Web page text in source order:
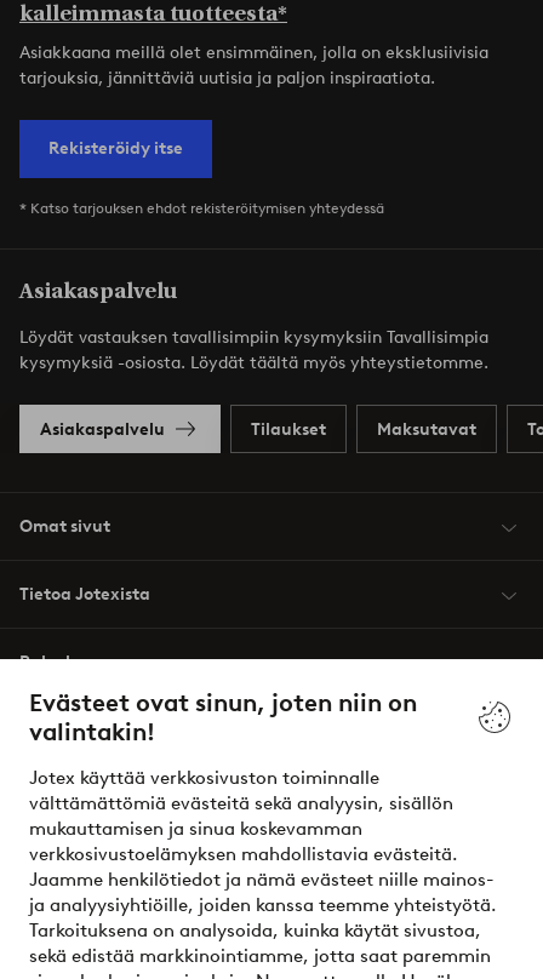
Evästeet ovat sinun, joten niin on
valintakin!
Jotex käyttää verkkosivuston toiminnalle
välttämättömiä evästeitä sekä analyysin, sisällön
mukauttamisen ja sinua koskevamman
verkkosivustoelämyksen mahdollistavia evästeitä.
Jaamme henkilötiedot ja nämä evästeet niille mainos-
ja analyysiyhtiöille, joiden kanssa teemme yhteistyötä.
Tarkoituksena on analysoida, kuinka käytät sivustoa,
sekä edistää markkinointiamme, jotta saat paremmin
kalleimmasta tuotteesta*
Asiakkaana meillä olet ensimmäinen, jolla on eksklusiivisia
tarjouksia, jännittäviä uutisia ja paljon inspiraatiota.
Rekisteröidy itse
* Katso tarjouksen ehdot rekisteröitymisen yhteydessä
Asiakaspalvelu
Löydät vastauksen tavallisimpiin kysymyksiin Tavallisimpia
kysymyksiä -osiosta. Löydät täältä myös yhteystietomme.
Asiakaspalvelu Tilaukset Maksutavat
Omat sivut
Tietoa Jotexista
Palvelumme
Ehdot
Ystävät
Turvalliset maksut – maksa nyt tai erissä
Haluatko tietää lisää maksuvaihtoehdoistamme?